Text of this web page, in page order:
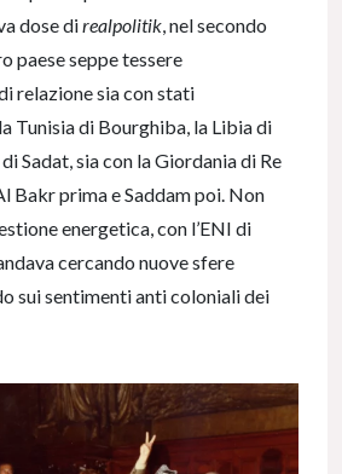
dose direalpolitik, nel secondo
paese seppe tessere
relazione sia con stati
Tunisia di Bourghiba, la Libia di
Sadat, sia con la Giordania di Re
Bakr prima e Saddam poi. Non
energetica, con l’ENI di
cercando nuove sfere
sui sentimenti anti coloniali dei